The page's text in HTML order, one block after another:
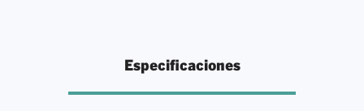
Especificaciones